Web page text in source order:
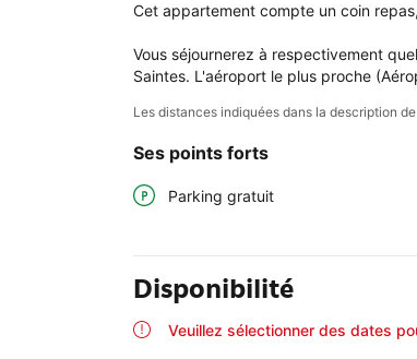
Cet appartement compte un coin
Vous séjournerez à respectivement
Saintes. L'aéroport le plus proche
Les distances indiquées dans la description
Ses points forts
Parking gratuit
Disponibilité
Veuillez sélectionner des dates